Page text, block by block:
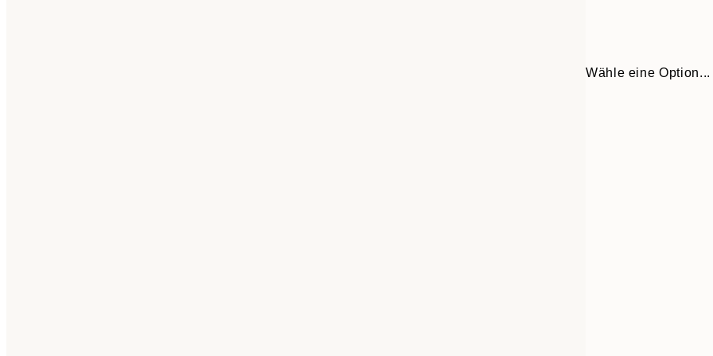
Wähle eine Option...